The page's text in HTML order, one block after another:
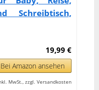
Schreibtisch,
19,99 €
Bei Amazon ansehen
MwSt., zzgl. Versandkosten